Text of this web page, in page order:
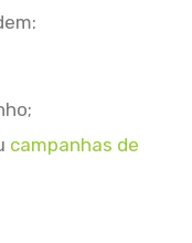
campanhas de